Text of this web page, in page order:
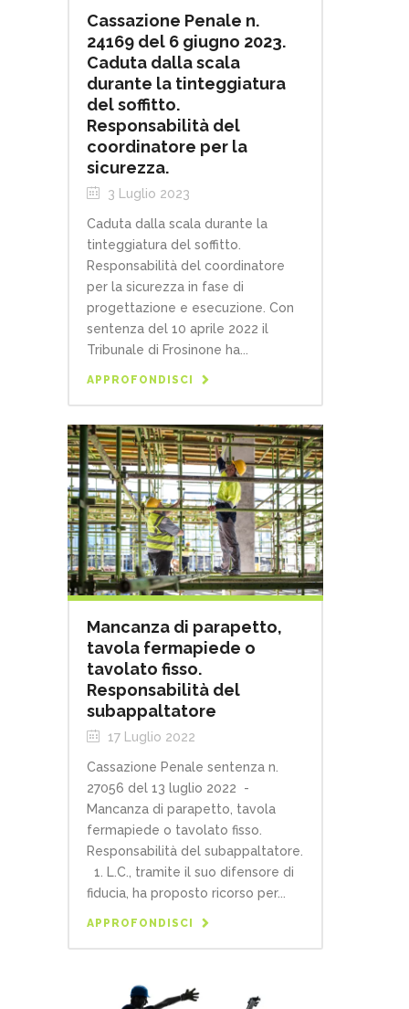
Cassazione Penale n.
24169 del 6 giugno 2023.
Caduta dalla scala
durante la tinteggiatura
del soffitto.
Responsabilità del
coordinatore per la
sicurezza.
3 Luglio 2023
Caduta dalla scala durante la
tinteggiatura del soffitto.
Responsabilità del coordinatore
per la sicurezza in fase di
progettazione e esecuzione. Con
sentenza del 10 aprile 2022 il
Tribunale di Frosinone ha...
APPROFONDISCI
Mancanza di parapetto,
tavola fermapiede o
tavolato fisso.
Responsabilità del
subappaltatore
17 Luglio 2022
Cassazione Penale sentenza n.
27056 del 13 luglio 2022 -
Mancanza di parapetto, tavola
fermapiede o tavolato fisso.
Responsabilità del subappaltatore.
1. L.C., tramite il suo difensore di
fiducia, ha proposto ricorso per...
APPROFONDISCI